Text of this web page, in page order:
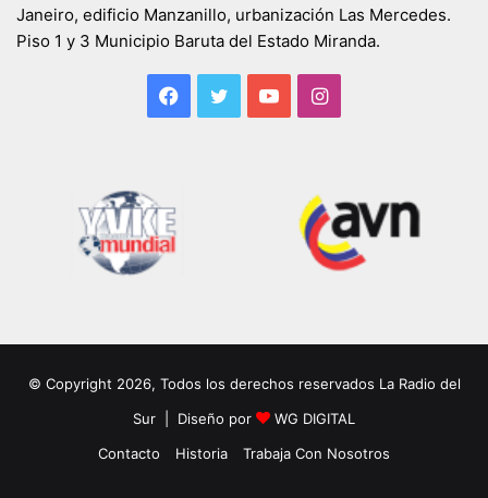
Janeiro, edificio Manzanillo, urbanización Las Mercedes.
Piso 1 y 3 Municipio Baruta del Estado Miranda.
Facebook
TwitterYouTubeInstagram
© Copyright 2026, Todos los derechos reservados La Radio del
Sur | Diseño por
WG DIGITAL
Contacto
Historia Trabaja Con Nosotros